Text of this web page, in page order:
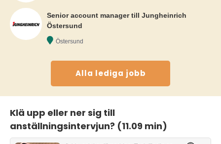
Senior account manager till Jungheinrich
Östersund
Östersund
Alla lediga jobb
Klä upp eller ner sig till
anställningsintervjun? (11.09 min)